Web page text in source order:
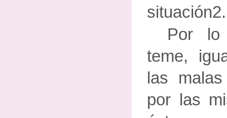
situación2.
Por lo
teme,
las
por las